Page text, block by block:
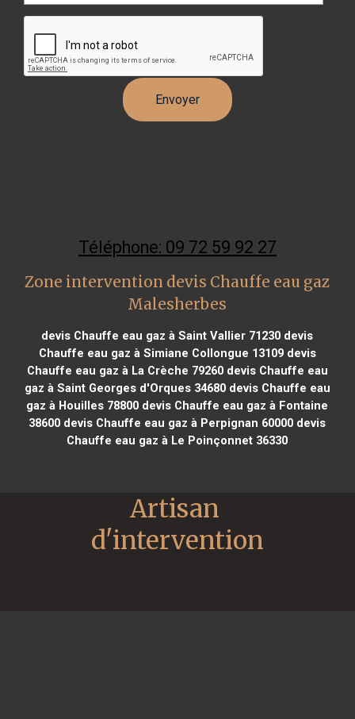
Téléphone: 09 72 59 92 27
Zone intervention devis Chauffe eau gaz
Malesherbes
devis Chauffe eau gaz à Saint Vallier 71230 devis
Chauffe eau gaz à Simiane Collongue 13109devis
Chauffe eau gaz à La Crèche 79260devis Chauffe eau
gaz à Saint Georges d'Orques 34680devis Chauffe eau
gaz à Houilles 78800 devis Chauffe eau gaz à Fontaine
38600 devis Chauffe eau gaz à Perpignan 60000 devis
Chauffe eau gaz à Le Poinçonnet 36330
Artisan
d'intervention